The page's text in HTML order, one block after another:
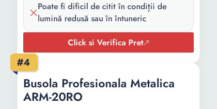
Poate fi dificil de citit în condiții de
lumină redusă sau în întuneric
Click si Verifica Pret
#4
Busola Profesionala Metalica
ARM-20RO